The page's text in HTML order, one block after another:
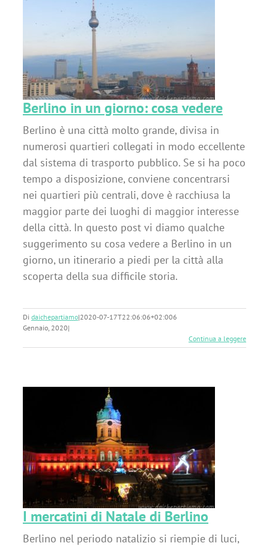
Berlino in un giorno: cosa vedere
Berlino è una città molto grande, divisa in
numerosi quartieri collegati in modo eccellente
dal sistema di trasporto pubblico. Se si ha poco
tempo a disposizione, conviene concentrarsi
nei quartieri più centrali, dove è racchiusa la
maggior parte dei luoghi di maggior interesse
della città. In questo post vi diamo qualche
suggerimento su cosa vedere a Berlino in un
giorno, un itinerario a piedi per la città alla
scoperta della sua difficile storia.
Di daichepartiamo|2020-07-17T22:06:06+02:006
Gennaio, 2020|
Continua a leggere
I mercatini di Natale di Berlino
Berlino nel periodo natalizio si riempie di luci,